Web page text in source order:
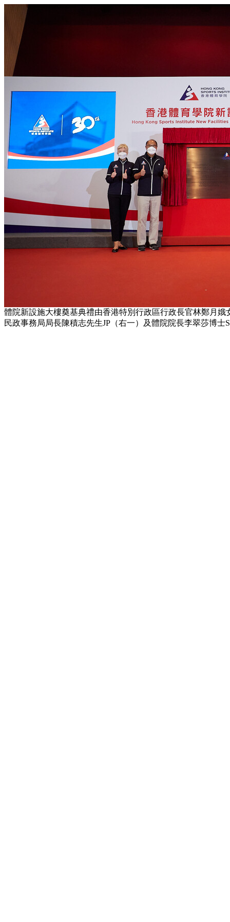
體院新設施大樓奠基典禮由香港特別行政區行政長官林鄭月
民政事務局局長陳積志先生JP（右一）及體院院長李翠莎博士